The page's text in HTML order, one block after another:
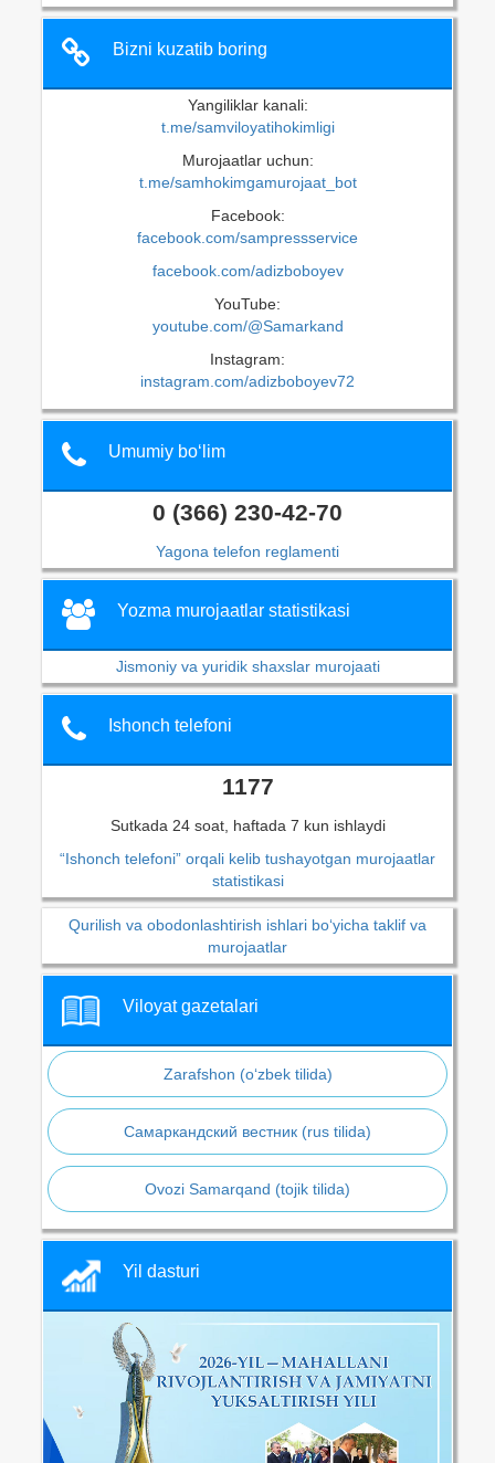
Bizni kuzatib boring
Yangiliklar kanali:
t.me/samviloyatihokimligi
Murojaatlar uchun:
t.me/samhokimgamurojaat_bot
Facebook:
facebook.com/sampressservice
facebook.com/adizboboyev
YouTube:
youtube.com/@Samarkand
Instagram:
instagram.com/adizboboyev72
Umumiy bo‘lim
0 (366) 230-42-70
Yagona telefon reglamenti
Yozma murojaatlar statistikasi
Jismoniy va yuridik shaxslar murojaati
Ishonch telefoni
1177
Sutkada 24 soat, haftada 7 kun ishlaydi
“Ishonch telefoni” orqali kelib tushayotgan murojaatlar
statistikasi
Qurilish va obodonlashtirish ishlari bo‘yicha taklif va
murojaatlar
Viloyat gazetalari
Zarafshon (o‘zbek tilida)
Самаркандский вестник (rus tilida)
Ovozi Samarqand (tojik tilida)
Yil dasturi